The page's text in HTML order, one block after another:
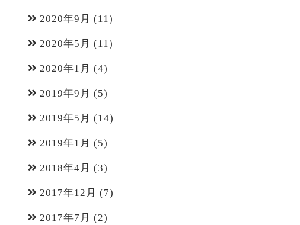
2020年9月 (11)
2020年5月 (11)
2020年1月 (4)
2019年9月 (5)
2019年5月 (14)
2019年1月 (5)
2018年4月 (3)
2017年12月 (7)
2017年7月 (2)